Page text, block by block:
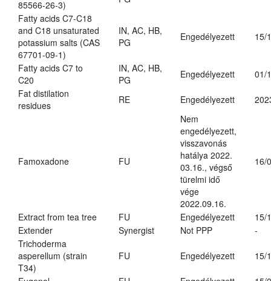
85566-26-3)
Fatty acids C7-C18
and C18 unsaturated
potassium salts (CAS
67701-09-1)
IN, AC, HB,
PG
Engedélyezett 15/
Fatty acids C7 to
C20
IN, AC, HB,
PG
Engedélyezett
01/
Fat distilation
residues
RE Engedélyezett
Famoxadone FU
Nem
engedélyezett,
visszavonás
hatálya 2022.
03.16., végső
türelmi idő
vége
2022.09.16.
16/
Extract from tea tree FU Engedélyezett
15/
Extender
Synergist Not PPP
-
Trichoderma
asperellum (strain
T34)
FU Engedélyezett 15/